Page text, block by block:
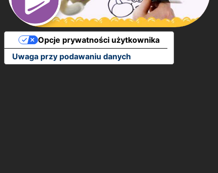
Uwaga przy podawaniu danych
Opcje prywatności użytkownika